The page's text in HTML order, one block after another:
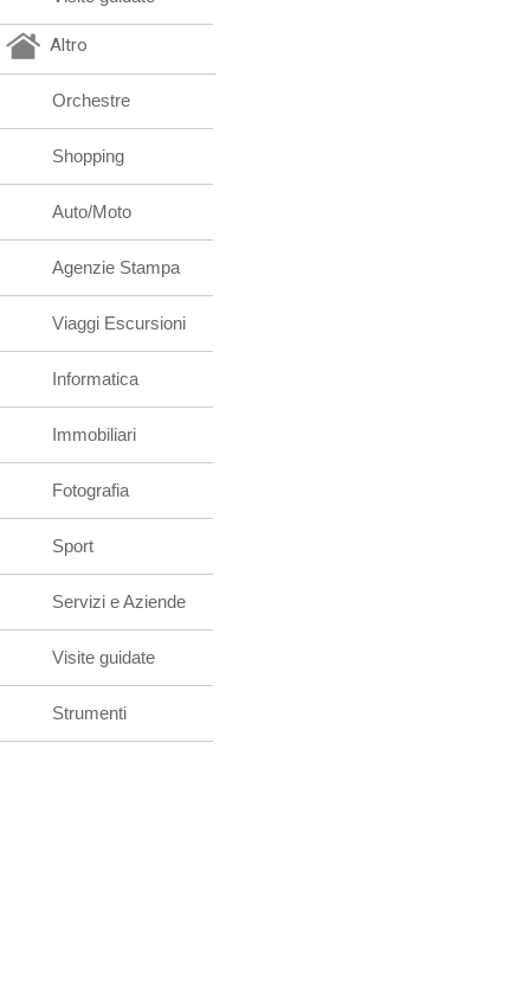
Altro
Orchestre
Shopping
Auto/Moto
Agenzie Stampa
Viaggi Escursioni
Informatica
Immobiliari
Fotografia
Sport
Servizi e Aziende
Visite guidate
Strumenti